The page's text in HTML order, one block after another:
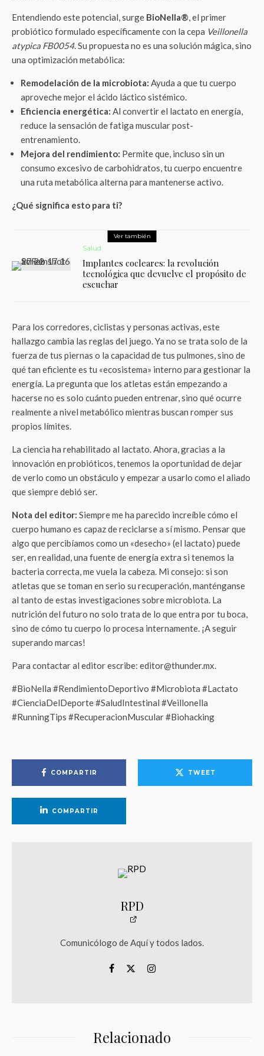
Entendiendo este potencial, surge BioNella®, el primer
probiótico formulado específicamente con la cepa Veillonella
atypica FB0054. Su propuesta no es una solución mágica, sino
una optimización metabólica:
Remodelación de la microbiota: Ayuda a que tu cuerpo
aproveche mejor el ácido láctico sistémico.
Eficiencia energética: Al convertir el lactato en energía,
reduce la sensación de fatiga muscular post-
entrenamiento.
Mejora del rendimiento: Permite que, incluso sin un
consumo excesivo de carbohidratos, tu cuerpo encuentre
una ruta metabólica alterna para mantenerse activo.
¿Qué significa esto para ti?
Ver también
Salud
Implantes cocleares: la revolución
tecnológica que devuelve el propósito de
escuchar
Para los corredores, ciclistas y personas activas, este
hallazgo cambia las reglas del juego. Ya no se trata solo de la
fuerza de tus piernas o la capacidad de tus pulmones, sino de
qué tan eficiente es tu «ecosistema» interno para gestionar la
energía. La pregunta que los atletas están empezando a
hacerse no es solo cuánto pueden entrenar, sino qué ocurre
realmente a nivel metabólico mientras buscan romper sus
propios límites.
La ciencia ha rehabilitado al lactato. Ahora, gracias a la
innovación en probióticos, tenemos la oportunidad de dejar
de verlo como un obstáculo y empezar a usarlo como el aliado
que siempre debió ser.
Nota del editor: Siempre me ha parecido increíble cómo el
cuerpo humano es capaz de reciclarse a sí mismo. Pensar que
algo que percibíamos como un «desecho» (el lactato) puede
ser, en realidad, una fuente de energía extra si tenemos la
bacteria correcta, me vuela la cabeza. Mi consejo: si son
atletas que se toman en serio su recuperación, manténganse
al tanto de estas investigaciones sobre microbiota. La
nutrición del futuro no solo trata de lo que entra por tu boca,
sino de cómo tu cuerpo lo procesa internamente. ¡A seguir
superando marcas!
Para contactar al editor escribe: editor@thunder.mx.
#BioNella #RendimientoDeportivo #Microbiota #Lactato
#CienciaDelDeporte #SaludIntestinal #Veillonella
#RunningTips #RecuperacionMuscular #Biohacking
COMPARTIR TWEET
COMPARTIR
RPD
Comunicólogo de Aquí y todos lados.
Relacionado